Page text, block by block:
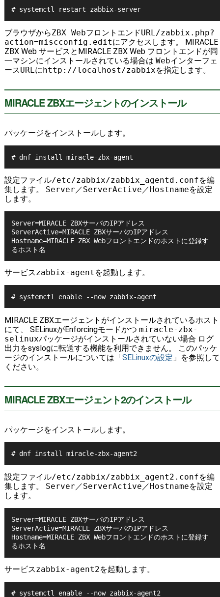
ブラウザからZBX WebフロントエンドURL/zabbix.php?
action=miscconfig.editにアクセスします。 MIRACLE
ZBX Web サービスとMIRACLE ZBX Web フロントエンドが同
一マシンにインストールされている場合は Webインターフェ
ースURLにhttp://localhost/zabbixを指定します。
MIRACLE ZBXエージェントのインストール
パッケージをインストールします。
設定ファイル/etc/zabbix/zabbix_agentd.confを編
集します。 Server ／ServerActive ／ Hostnameを設定
します。
Server=MIRACLE ZBXサーバのIPアドレス
ServerActive=MIRACLE ZBXサーバのIPアドレス
Hostname=MIRACLE ZBX Webフロントエンドのホストに登録す
サービスzabbix-agent を起動します。
MIRACLE ZBXエージェントがインストールされているホスト
にて、 SELinuxがEnforcingモードかつ miracle-zbx-
selinuxパッケージがインストールされていない場合 ログ
出力をsyslogに転送する機能を利用できません。 このパッケ
ージのインストールについては「SELinuxの設定 」を参照して
ください。
MIRACLE ZBXエージェント2のインストール
パッケージをインストールします。
設定ファイル/etc/zabbix/zabbix_agent2.confを編
集します。 Server ／ServerActive ／Hostnameを設定
します。
Server=MIRACLE ZBXサーバのIPアドレス
ServerActive=MIRACLE ZBXサーバのIPアドレス
Hostname=MIRACLE ZBX Webフロントエンドのホストに登録す
サービスzabbix-agent2を起動します。